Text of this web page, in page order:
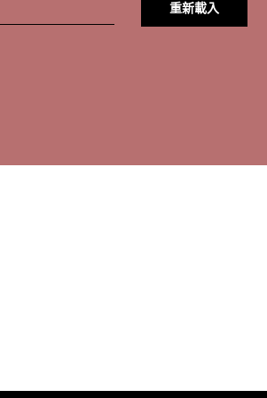
重新載入